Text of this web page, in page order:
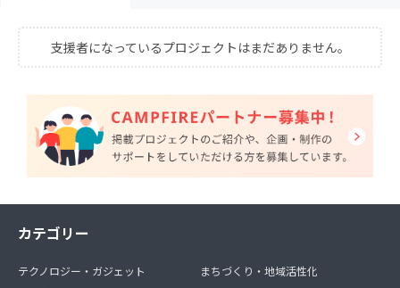
支援者になっているプロジェクトはまだありません。
カテゴリー
テクノロジー・ガジェット
まちづくり・地域活性化